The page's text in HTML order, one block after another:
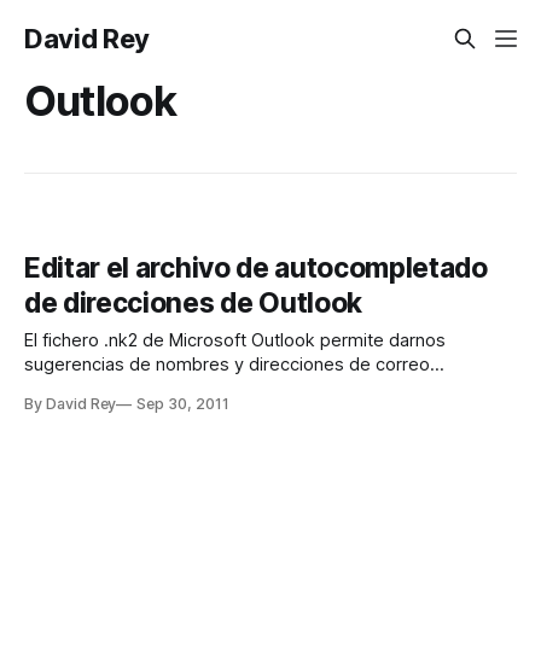
David Rey
Outlook
Editar el archivo de autocompletado
de direcciones de Outlook
El fichero .nk2 de Microsoft Outlook permite darnos
sugerencias de nombres y direcciones de correo
campos de destinatarios. Las sugerencias se basan en
By David Rey Sep 30, 2011